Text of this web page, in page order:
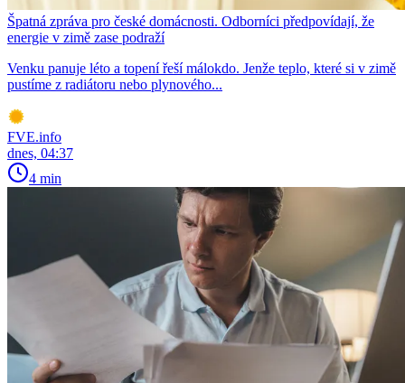
Špatná zpráva pro české domácnosti. Odborníci předpovídají, že
energie v zimě zase podraží
Venku panuje léto a topení řeší málokdo. Jenže teplo, které si v zimě
pustíme z radiátoru nebo plynového...
FVE.info
dnes, 04:37
4 min